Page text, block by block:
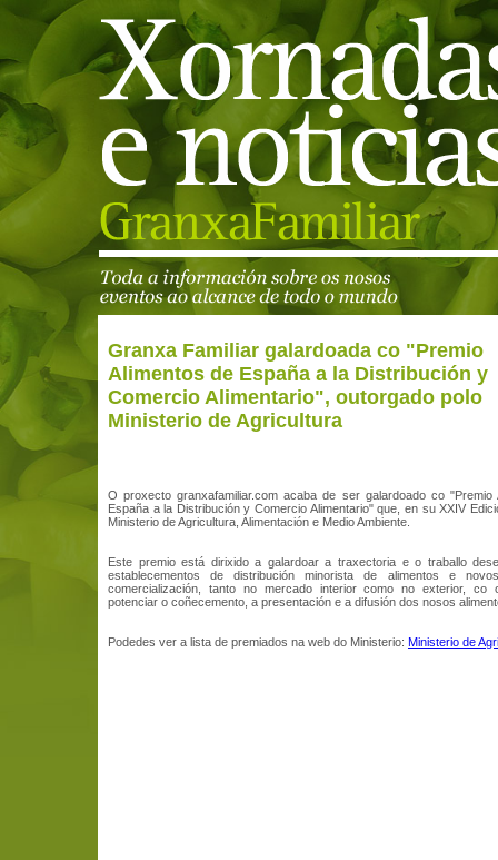
Granxa Familiar galardoada co "Premio
Alimentos de España a la Distribución y
Comercio Alimentario", outorgado polo
Ministerio de Agricultura
O proxecto granxafamiliar.com acaba de ser galardoado co "Premio
España a la Distribución y Comercio Alimentario" que, en su XXIV
Ministerio de Agricultura, Alimentación e Medio Ambiente.
Este premio está dirixido a galardoar a traxectoria e o traballo
establecementos de distribución minorista de alimentos e
comercialización, tanto no mercado interior como no exterior, co
potenciar o coñecemento, a presentación e a difusión dos nosos
Podedes ver a lista de premiados na web do Ministerio: Ministerio de